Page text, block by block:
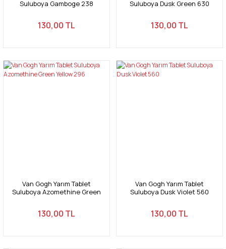
Suluboya Gamboge 238
130,00 TL
Suluboya Dusk Green 630
130,00 TL
Van Gogh Yarım Tablet
Suluboya Azomethine Green
130,00 TL
Van Gogh Yarım Tablet
Suluboya Dusk Violet 560
130,00 TL